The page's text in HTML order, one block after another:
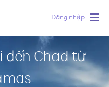
Đăng nhập
đến Chad từ